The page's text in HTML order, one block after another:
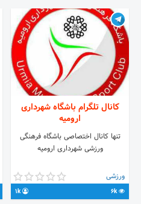
کانال تلگرام باشگاه شهرداری
ارومیه
تنها کانال اختصاصی باشگاه فرهنگی
ورزشی شهرداری ارومیه
ورزشی
6k
1k